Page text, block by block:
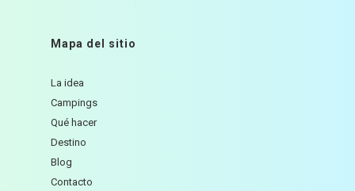
Mapa del sitio
La idea
Campings
Qué hacer
Destino
Blog
Contacto